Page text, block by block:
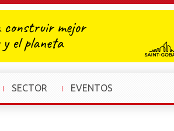
SECTOR
»
EVENTOS
»